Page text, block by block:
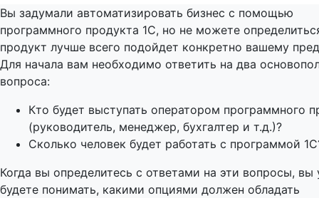
Вы задумали автоматизировать бизнес с помощью
программного продукта 1С, но не можете
продукт лучше всего подойдет конкретно вашему
Для начала вам необходимо ответить на два
вопроса:
Кто будет выступать оператором программного
(руководитель, менеджер, бухгалтер и т.д.)?
Сколько человек будет работать с программой
Когда вы определитесь с ответами на эти вопросы, вы
будете понимать, какими опциями должен обладать